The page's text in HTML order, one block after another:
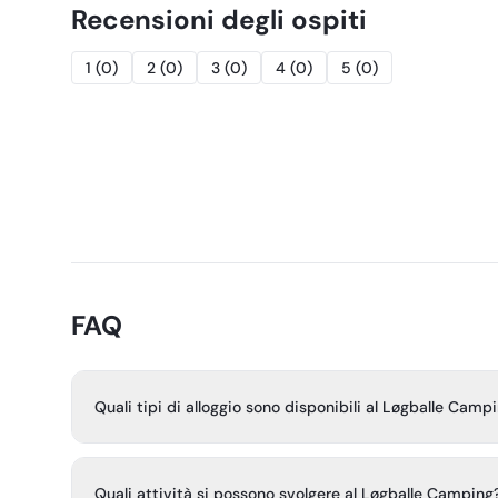
Recensioni degli ospiti
1 (0) 2 (0) 3 (0) 4 (0) 5 (0)
FAQ
Quali tipi di alloggio sono disponibili al Løgballe
cabine, bungalow e case mobili, adatte a gruppi di varie
Quali attività si possono svolgere al Løgballe